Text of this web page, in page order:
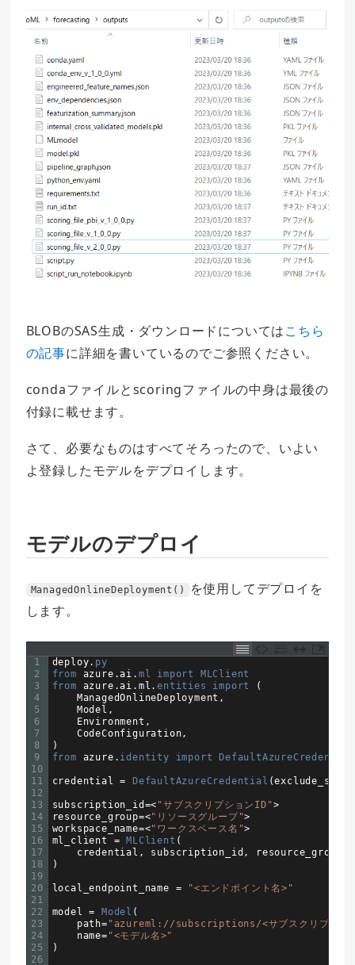
BLOBのSAS生成・ダウンロードについてはこちら
の記事に詳細を書いているのでご参照ください。
condaファイルとscoringファイルの中身は最後の
付録に載せます。
さて、必要なものはすべてそろったので、いよい
よ登録したモデルをデプロイします。
モデルのデプロイ
ManagedOnlineDeployment()
を使用してデプロイを
します。
1
2
3
4
5
6
7
8
9
10
11
12
13
14
15
16
17
18
19
20
21
22
23
24
25
26
deploy. py
from azure .ai . ml import MLClient
from azure .ai . ml .entities import
(
ManagedOnlineDeployment ,
Model ,
Environment ,
CodeConfiguration,
)
from azure . identity import DefaultAzureCredential
credential = DefaultAzureCredential (
subscription_id =< "サブスクリプションID">
resource_group=<"リソースグループ">
workspace_name=<"ワークスペース名">
ml_client
= MLClient (
credential , subscription_id , resource_group
)
local_endpoint_name = "<エンドポイント名>"
model = Model (
path= "azureml://subscriptions/<サブスクリプシ
name= "<モデル名>"
)